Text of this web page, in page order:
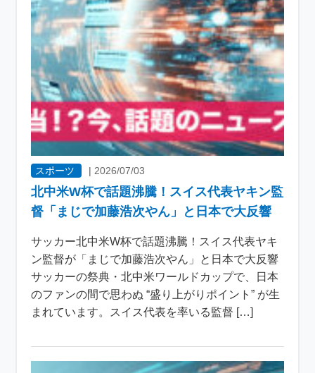
スポーツ | 2026/07/03
北中米W杯で話題沸騰！スイス代表ヤキン監
督「まじで加藤浩次やん」と日本で大反響
サッカー北中米W杯で話題沸騰！スイス代表ヤキ
ン監督が「まじで加藤浩次やん」と日本で大反響
サッカーの祭典・北中米ワールドカップで、日本
のファンの間で思わぬ “盛り上がりポイント” が生
まれています。スイス代表を率いる監督 […]